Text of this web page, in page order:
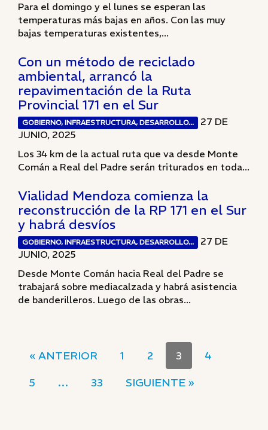
Para el domingo y el lunes se esperan las
temperaturas más bajas en años. Con las muy
bajas temperaturas existentes,...
Con un método de reciclado
ambiental, arrancó la
repavimentación de la Ruta
Provincial 171 en el Sur
GOBIERNO, INFRAESTRUCTURA, DESARROLLO...
27 DE
JUNIO, 2025
Los 34 km de la actual ruta que va desde Monte
Comán a Real del Padre serán triturados en toda...
Vialidad Mendoza comienza la
reconstrucción de la RP 171 en el Sur
y habrá desvíos
GOBIERNO, INFRAESTRUCTURA, DESARROLLO...
27 DE
JUNIO, 2025
Desde Monte Comán hacia Real del Padre se
trabajará sobre mediacalzada y habrá asistencia
de banderilleros. Luego de las obras...
« ANTERIOR 1 2 3
4
5
… 33 SIGUIENTE »